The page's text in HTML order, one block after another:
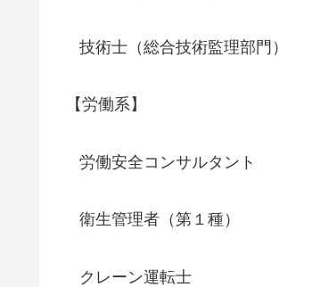
技術士（総合技術監理部門）
【労働系】
労働安全コンサルタント
衛生管理者（第１種）
クレーン運転士